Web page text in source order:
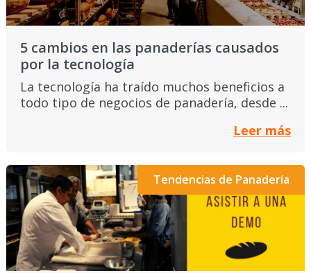
5 cambios en las panaderías causados
por la tecnología
La tecnología ha traído muchos beneficios a
todo tipo de negocios de panadería, desde ...
Leer más
Tendencias de Panadería